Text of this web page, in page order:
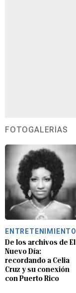
FOTOGALERÍAS
ENTRETENIMIENTO
De los archivos de El
Nuevo Día:
recordando a Celia
Cruz y su conexión
con Puerto Rico